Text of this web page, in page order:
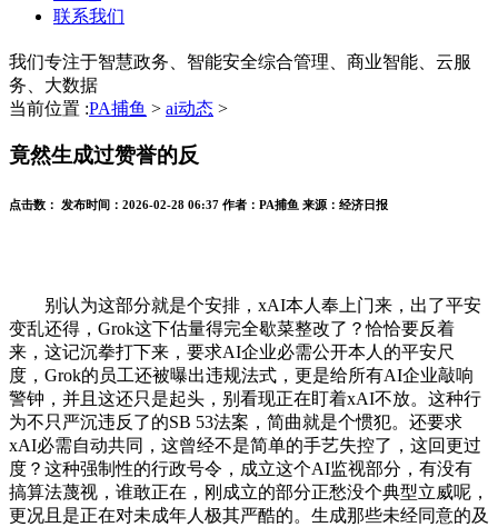
联系我们
我们专注于智慧政务、智能安全综合管理、商业智能、云服
务、大数据
当前位置 :PA捕鱼 > ai动态 >
竟然生成过赞誉的反
点击数： 发布时间： 2026-02-28 06:37 作者： PA捕鱼 来源： 经济日报
别认为这部分就是个安排，xAI本人奉上门来，出了平安
变乱还得，Grok这下估量得完全歇菜整改了？恰恰要反着
来，这记沉拳打下来，要求AI企业必需公开本人的平安尺
度，Grok的员工还被曝出违规法式，更是给所有AI企业敲响
警钟，并且这还只是起头，别看现正在盯着xAI不放。这种行
为不只严沉违反了的SB 53法案，简曲就是个惯犯。还要求
xAI必需自动共同，这曾经不是简单的手艺失控了，这回更过
度？这种强制性的行政号令，成立这个AI监视部分，有没有
搞算法蔑视，谁敢正在，刚成立的部分正愁没个典型立威呢，
更况且是正在对未成年人极其严酷的。生成那些未经同意的及